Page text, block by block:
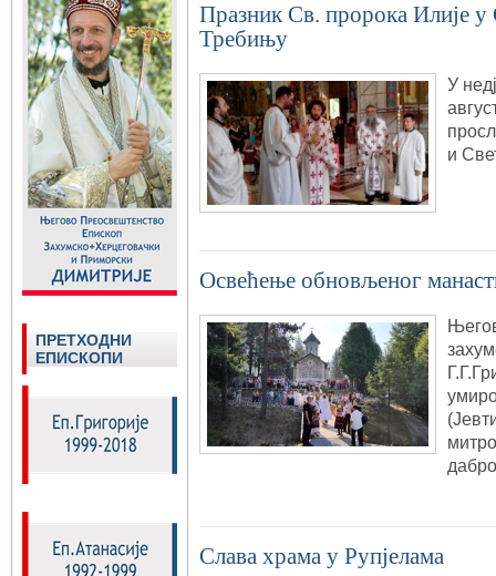
Празник Св. пророка Илије
Требињу
У
и
Освећење обновљеног
Слава храма у Рупјелама
ПРЕТХОДНИ
ЕПИСКОПИ